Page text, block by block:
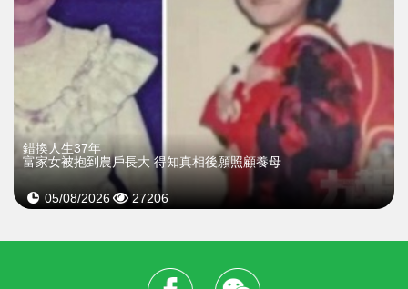
錯換人生37年
富家女被抱到農戶長大 得知真相後願照顧養母
05/08/2026 27206